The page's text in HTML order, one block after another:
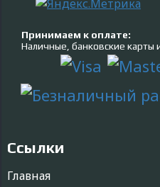
Принимаем к оплате:
Наличные, банковские карты
Ссылки
Главная